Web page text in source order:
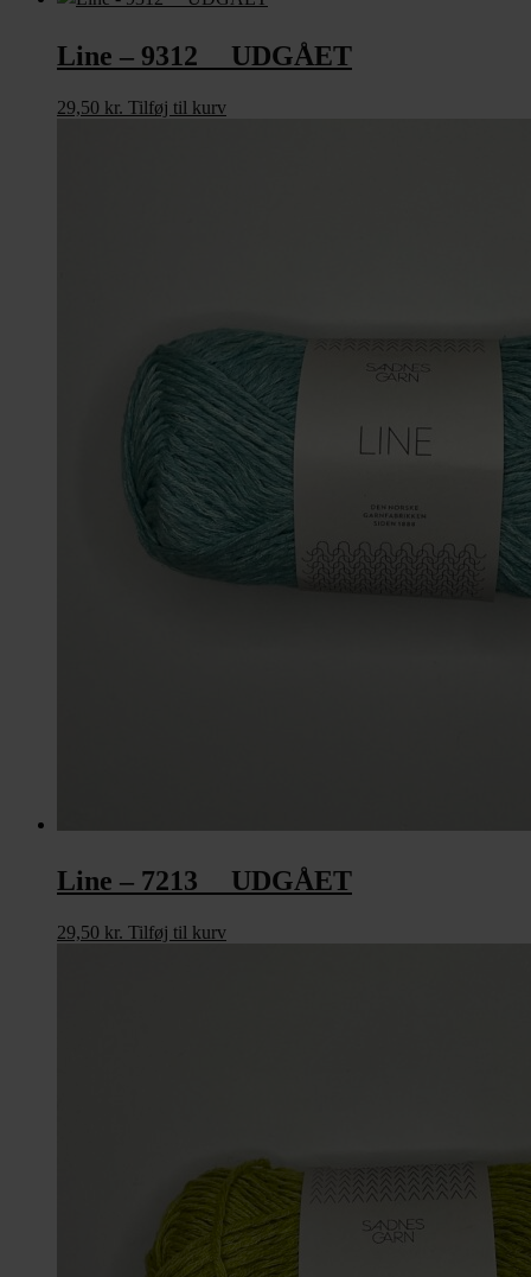
Line – 9312 UDGÅET
29,50 kr. Tilføj til kurv
Line – 7213 UDGÅET
29,50 kr. Tilføj til kurv